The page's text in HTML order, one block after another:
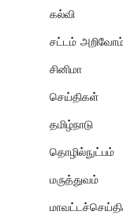
கல்வி
சட்டம்
சினிமா
செய்திகள்
தமிழ்நாடு
தொழில்நுட்பம்
மருத்துவம்